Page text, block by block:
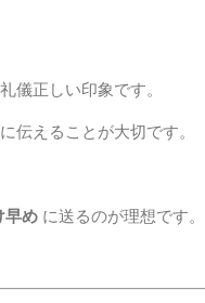
儀正しい印象です。
伝えることが大切です。
早め に送るのが理想です。